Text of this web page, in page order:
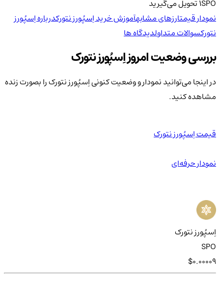
1SPOتحویلمی‌گیرید
نمودار قیمتارزهای مشابهآموزش خرید اِسپُورز نتورکدرباره اِسپُورز
نتورکسوالات متداولدیدگاه ها
بررسی وضعیت امروز اِسپُورز نتورک
در اینجا می‌توانید نمودار و وضعیت کنونی اِسپُورز نتورک را بصورت زنده
مشاهده کنید.
قیمت اِسپُورز نتورک
نمودار حرفه‌ای
اِسپُورز نتورک
SPO
$0.00009